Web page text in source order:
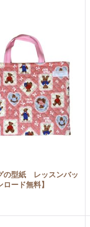
の型紙 レッスンバッ
ロード無料】